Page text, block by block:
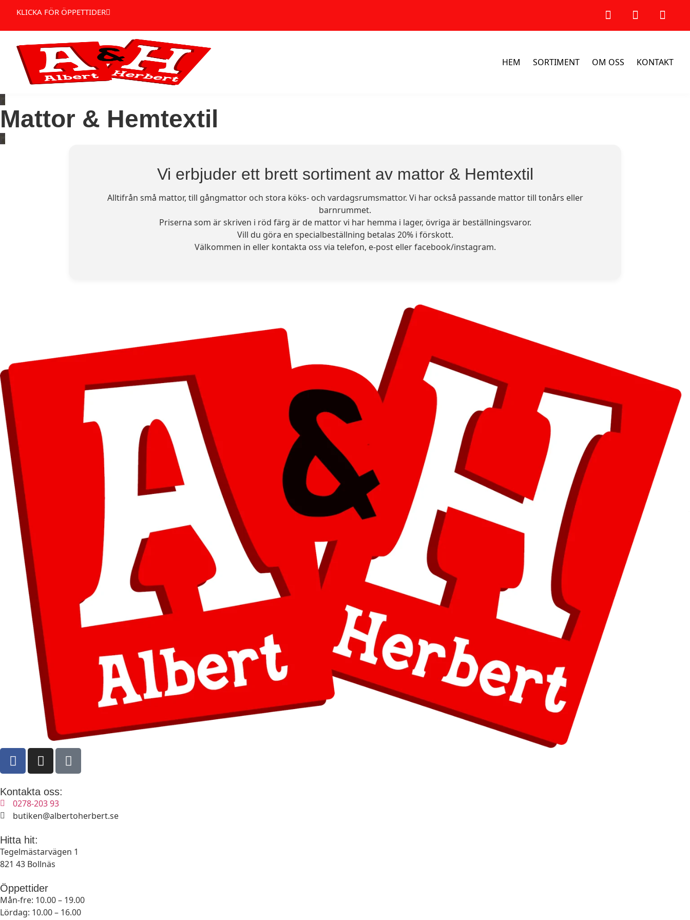
KLICKA FÖR ÖPPETTIDER
HEM SORTIMENT OM OSS KONTAKT
Mattor & Hemtextil
Vi erbjuder ett brett sortiment av mattor & Hemtextil
Alltifrån små mattor, till gångmattor och stora köks- och vardagsrumsmattor. Vi har också passande mattor till tonårs eller
barnrummet.
Priserna som är skriven i röd färg är de mattor vi har hemma i lager, övriga är beställningsvaror.
Vill du göra en specialbeställning betalas 20% i förskott.
Välkommen in eller kontakta oss via telefon, e-post eller facebook/instagram.
Kontakta oss:
0278-203 93​​​​​​​
butiken@albertoherbert.se
Hitta hit:
Tegelmästarvägen 1 ​​​​​​​
821 43 Bollnäs
Öppettider
Mån-fre: 10.00 – 19.00
Lördag: 10.00 – 16.00